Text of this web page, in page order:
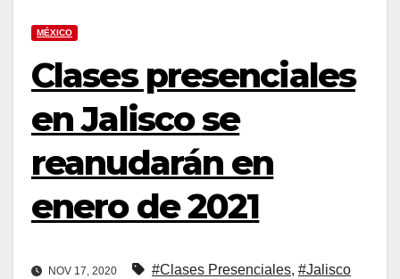
MÉXICO
Clases presenciales
en Jalisco se
reanudarán en
enero de 2021
NOV 17, 2020 #Clases Presenciales, #Jalisco